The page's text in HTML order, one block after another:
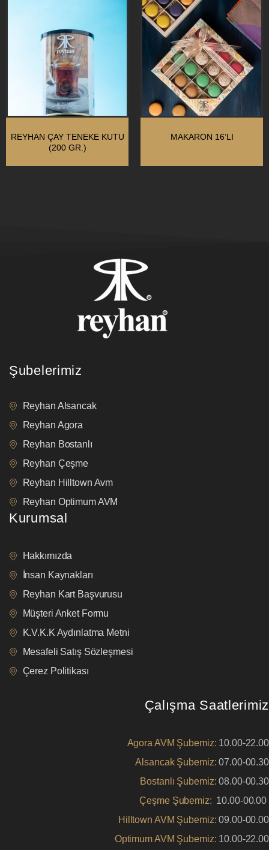
REYHAN ÇAY TENEKE KUTU
(200 GR.)
MAKARON 16’LI
Şubelerimiz
Reyhan Alsancak
Reyhan Agora
Reyhan Bostanlı
Reyhan Çeşme
Reyhan Hilltown Avm
Reyhan Optimum AVM
Kurumsal
Hakkımızda
İnsan Kaynakları
Reyhan Kart Başvurusu
Müşteri Anket Formu
K.V.K.K Aydınlatma Metni
Mesafeli Satış Sözleşmesi
Çerez Politikası
Çalışma Saatlerimiz
Agora AVM Şubemiz: 10.00-22.00
Alsancak Şubemiz: 07.00-00.30
Bostanlı Şubemiz: 08.00-00.30
Çeşme Şubemiz: 10.00-00.00
Hilltown AVM Şubemiz: 09.00-00.00
Optimum AVM Şubemiz: 10.00-22.00